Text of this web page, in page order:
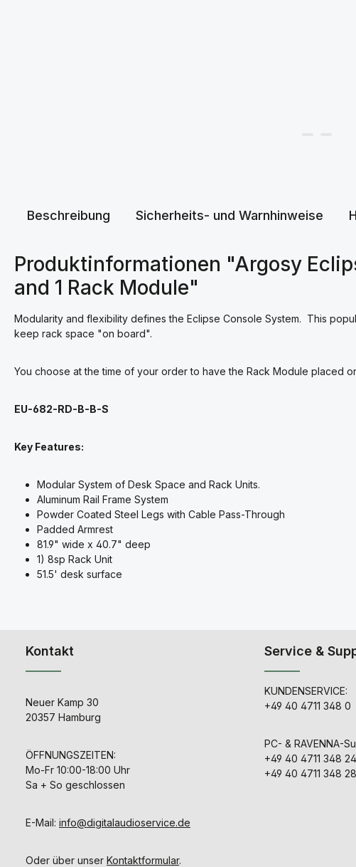
Beschreibung Sicherheits- und Warnhinweise
Produktinformationen "Argosy
and 1 Rack Module"
Modularity and flexibility defines the Eclipse Console System. This
keep rack space "on board".
You choose at the time of your order to have the Rack Module placed
EU-682-RD-B-B-S
Key Features:
Modular System of Desk Space and Rack Units.
Aluminum Rail Frame System
Powder Coated Steel Legs with Cable Pass-Through
Padded Armrest
81.9" wide x 40.7" deep
1) 8sp Rack Unit
51.5' desk surface
Kontakt
Neuer Kamp 30
20357 Hamburg
ÖFFNUNGSZEITEN:
Mo-Fr 10:00-18:00 Uhr
Sa + So geschlossen
E-Mail: info@digitalaudioservice.de
Oder über unser Kontaktformular.
Service &
KUNDENSERVICE:
+49 40 4711 348 0
PC- & RAVENNA-
+49 40 4711 348 24
+49 40 4711 348 28